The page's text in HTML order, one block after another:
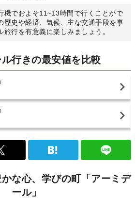
機でおよそ11~13時間で行くことがで
歴史や経済、気候、主な交通手段を事
行を有意義に楽しみましょう。
行きの最安値を比較
な心、学びの町「アーミデ
ール」